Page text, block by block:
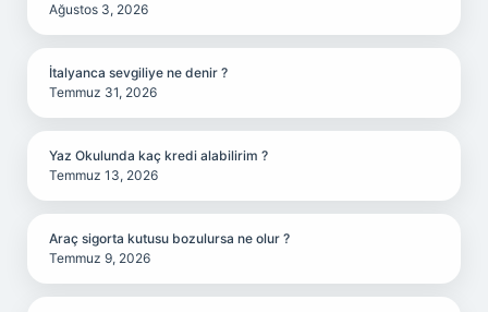
Ağustos 3, 2026
İtalyanca sevgiliye ne denir ?
Temmuz 31, 2026
Yaz Okulunda kaç kredi alabilirim ?
Temmuz 13, 2026
Araç sigorta kutusu bozulursa ne olur ?
Temmuz 9, 2026